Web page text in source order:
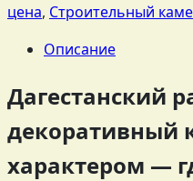
цена, Строительный
Описание
Дагестанский
декоративный
характером —